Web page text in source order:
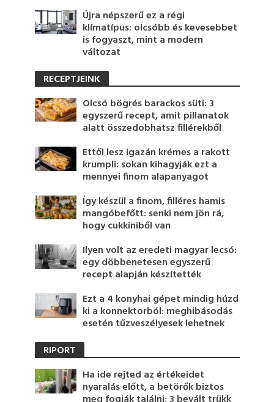
Újra népszerű ez a régi
klímatípus: olcsóbb és kevesebbet
is fogyaszt, mint a modern
változat
RECEPTJEINK
Olcsó bögrés barackos süti: 3
egyszerű recept, amit pillanatok
alatt összedobhatsz fillérekből
Ettől lesz igazán krémes a rakott
krumpli: sokan kihagyják ezt a
mennyei finom alapanyagot
Így készül a finom, filléres hamis
mangóbefőtt: senki nem jön rá,
hogy cukkiniből van
Ilyen volt az eredeti magyar lecsó:
egy döbbenetesen egyszerű
recept alapján készítették
Ezt a 4 konyhai gépet mindig húzd
ki a konnektorból: meghibásodás
esetén tűzveszélyesek lehetnek
RIPORT
Ha ide rejted az értékeidet
nyaralás előtt, a betörők biztos